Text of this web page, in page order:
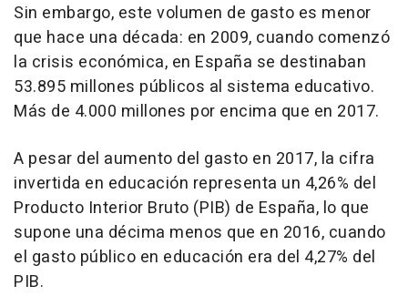
Sin embargo, este volumen de gasto es menor
que hace una década: en 2009, cuando comenzó
la crisis económica, en España se destinaban
53.895 millones públicos al sistema educativo.
Más de 4.000 millones por encima que en 2017.
A pesar del aumento del gasto en 2017, la cifra
invertida en educación representa un 4,26% del
Producto Interior Bruto (PIB) de España, lo que
supone una décima menos que en 2016, cuando
el gasto público en educación era del 4,27% del
PIB.